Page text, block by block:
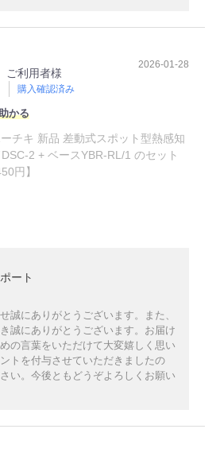
ご利用者様
購入確認済み
2026-01-28
かる
チキ 新品 差動式スポット型熱感知
2 + ベースYBR-RL/1 のセット
円】
ート
誠にありがとうございます。また、
誠にありがとうございます。お届け
の言葉をいただけて大変嬉しく思い
トを付与させていただきましたの
い。今後ともどうぞよろしくお願い